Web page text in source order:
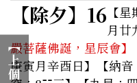
︻
上
個
【除夕】 16 【星
月廿
嚴菩薩佛誕，星辰會】
庚寅月辛酉日】【納